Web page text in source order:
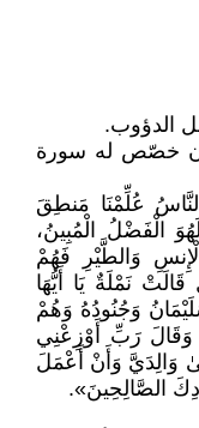
الدؤوب.
خصّص له سورة
عُلِّمْنَا مَنطِقَ
الْفَضْلُ الْمُبِينُ،
وَالطَّيْرِ فَهُمْ
نَمْلَةٌ يَا أَيُّهَا
وَجُنُودُهُ وَهُمْ
وَقَالَ رَبِّ أَوْزِعْنِي
وَالِدَيَّ وَأَنْ أَعْمَلَ
الصَّالِحِينَ».